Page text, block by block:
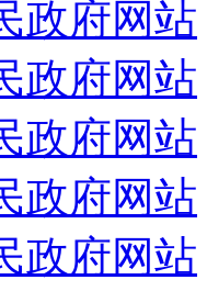
政府网站
政府网站
政府网站
政府网站
政府网站